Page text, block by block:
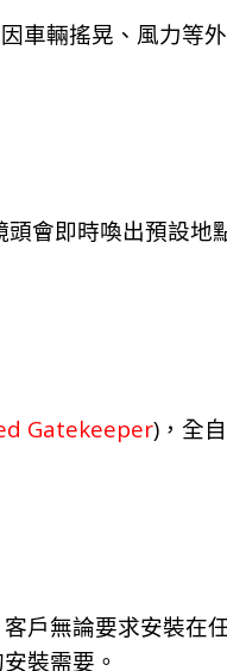
因車輛搖晃、風力等
會即時喚出預設地
Gatekeeper) ，全
客戶無論要求安裝在
裝需要。